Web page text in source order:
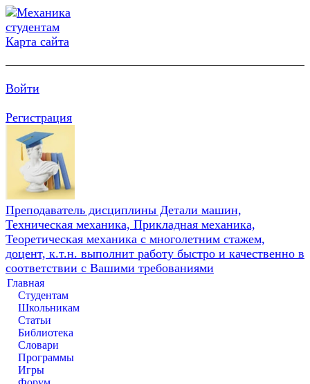
Карта сайта
Войти
Регистрация
Преподаватель дисциплины Детали машин,
Техническая механика, Прикладная механика,
Теоретическая механика с многолетним стажем,
доцент, к.т.н. выполнит работу быстро и качественно в
соответствии с Вашими требованиями
Главная
Студентам
Школьникам
Статьи
Библиотека
Словари
Программы
Игры